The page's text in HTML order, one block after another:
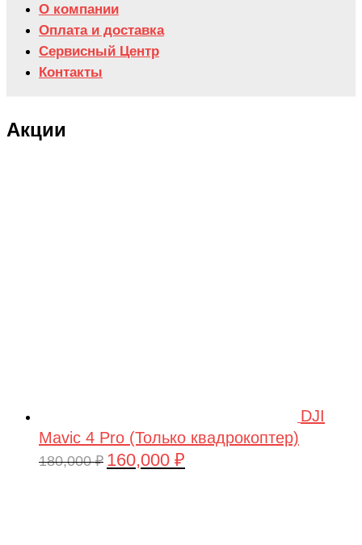
О компании
Оплата и доставка
Сервисный Центр
Контакты
Акции
DJI
Mavic 4 Pro (Только квадрокоптер)
180,000₽ Первоначальная
160,000 ₽